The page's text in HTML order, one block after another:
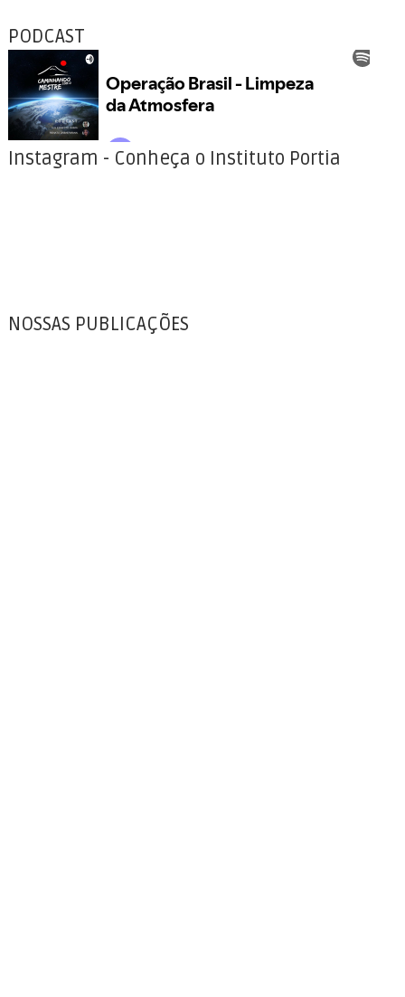
PODCAST
Instagram - Conheça o Instituto Portia
NOSSAS PUBLICAÇÕES